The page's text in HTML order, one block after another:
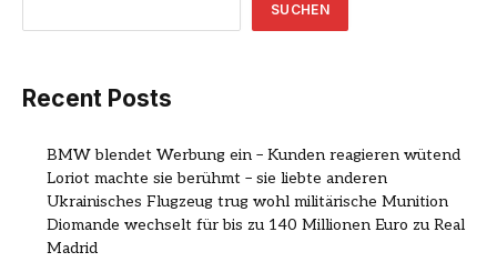
SUCHEN
Recent Posts
BMW blendet Werbung ein – Kunden reagieren wütend
Loriot machte sie berühmt – sie liebte anderen
Ukrainisches Flugzeug trug wohl militärische Munition
Diomande wechselt für bis zu 140 Millionen Euro zu Real
Madrid